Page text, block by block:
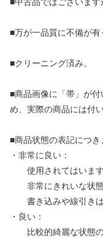
■万が一品質に不備が有
■クリーニング済み。
■商品画像に「帯」が
め、実際の商品には付
■商品状態の表記につき
・非常に良い：
使用されてはいます
非常にきれいな状態
書き込みや線引きは
・良い：
比較的綺麗な状態の